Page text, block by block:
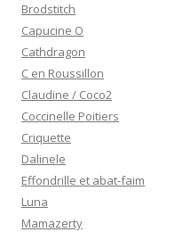
Brodstitch
Capucine O
Cathdragon
C en Roussillon
Claudine / Coco2
Coccinelle Poitiers
Criquette
Dalinele
Effondrille et abat-faim
Luna
Mamazerty